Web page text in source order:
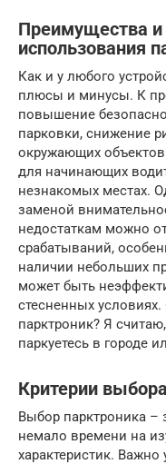
Преимущества и
использования
Как и у любого
плюсы и минусы. К
повышение
парковки, снижение
окружающих
для начинающих
незнакомых местах.
заменой
недостаткам можно
срабатываний,
наличии небольших
может быть
стесненных
парктроник? Я
паркуетесь в городе
Критерии
Выбор парктроника –
немало времени на
характеристик.